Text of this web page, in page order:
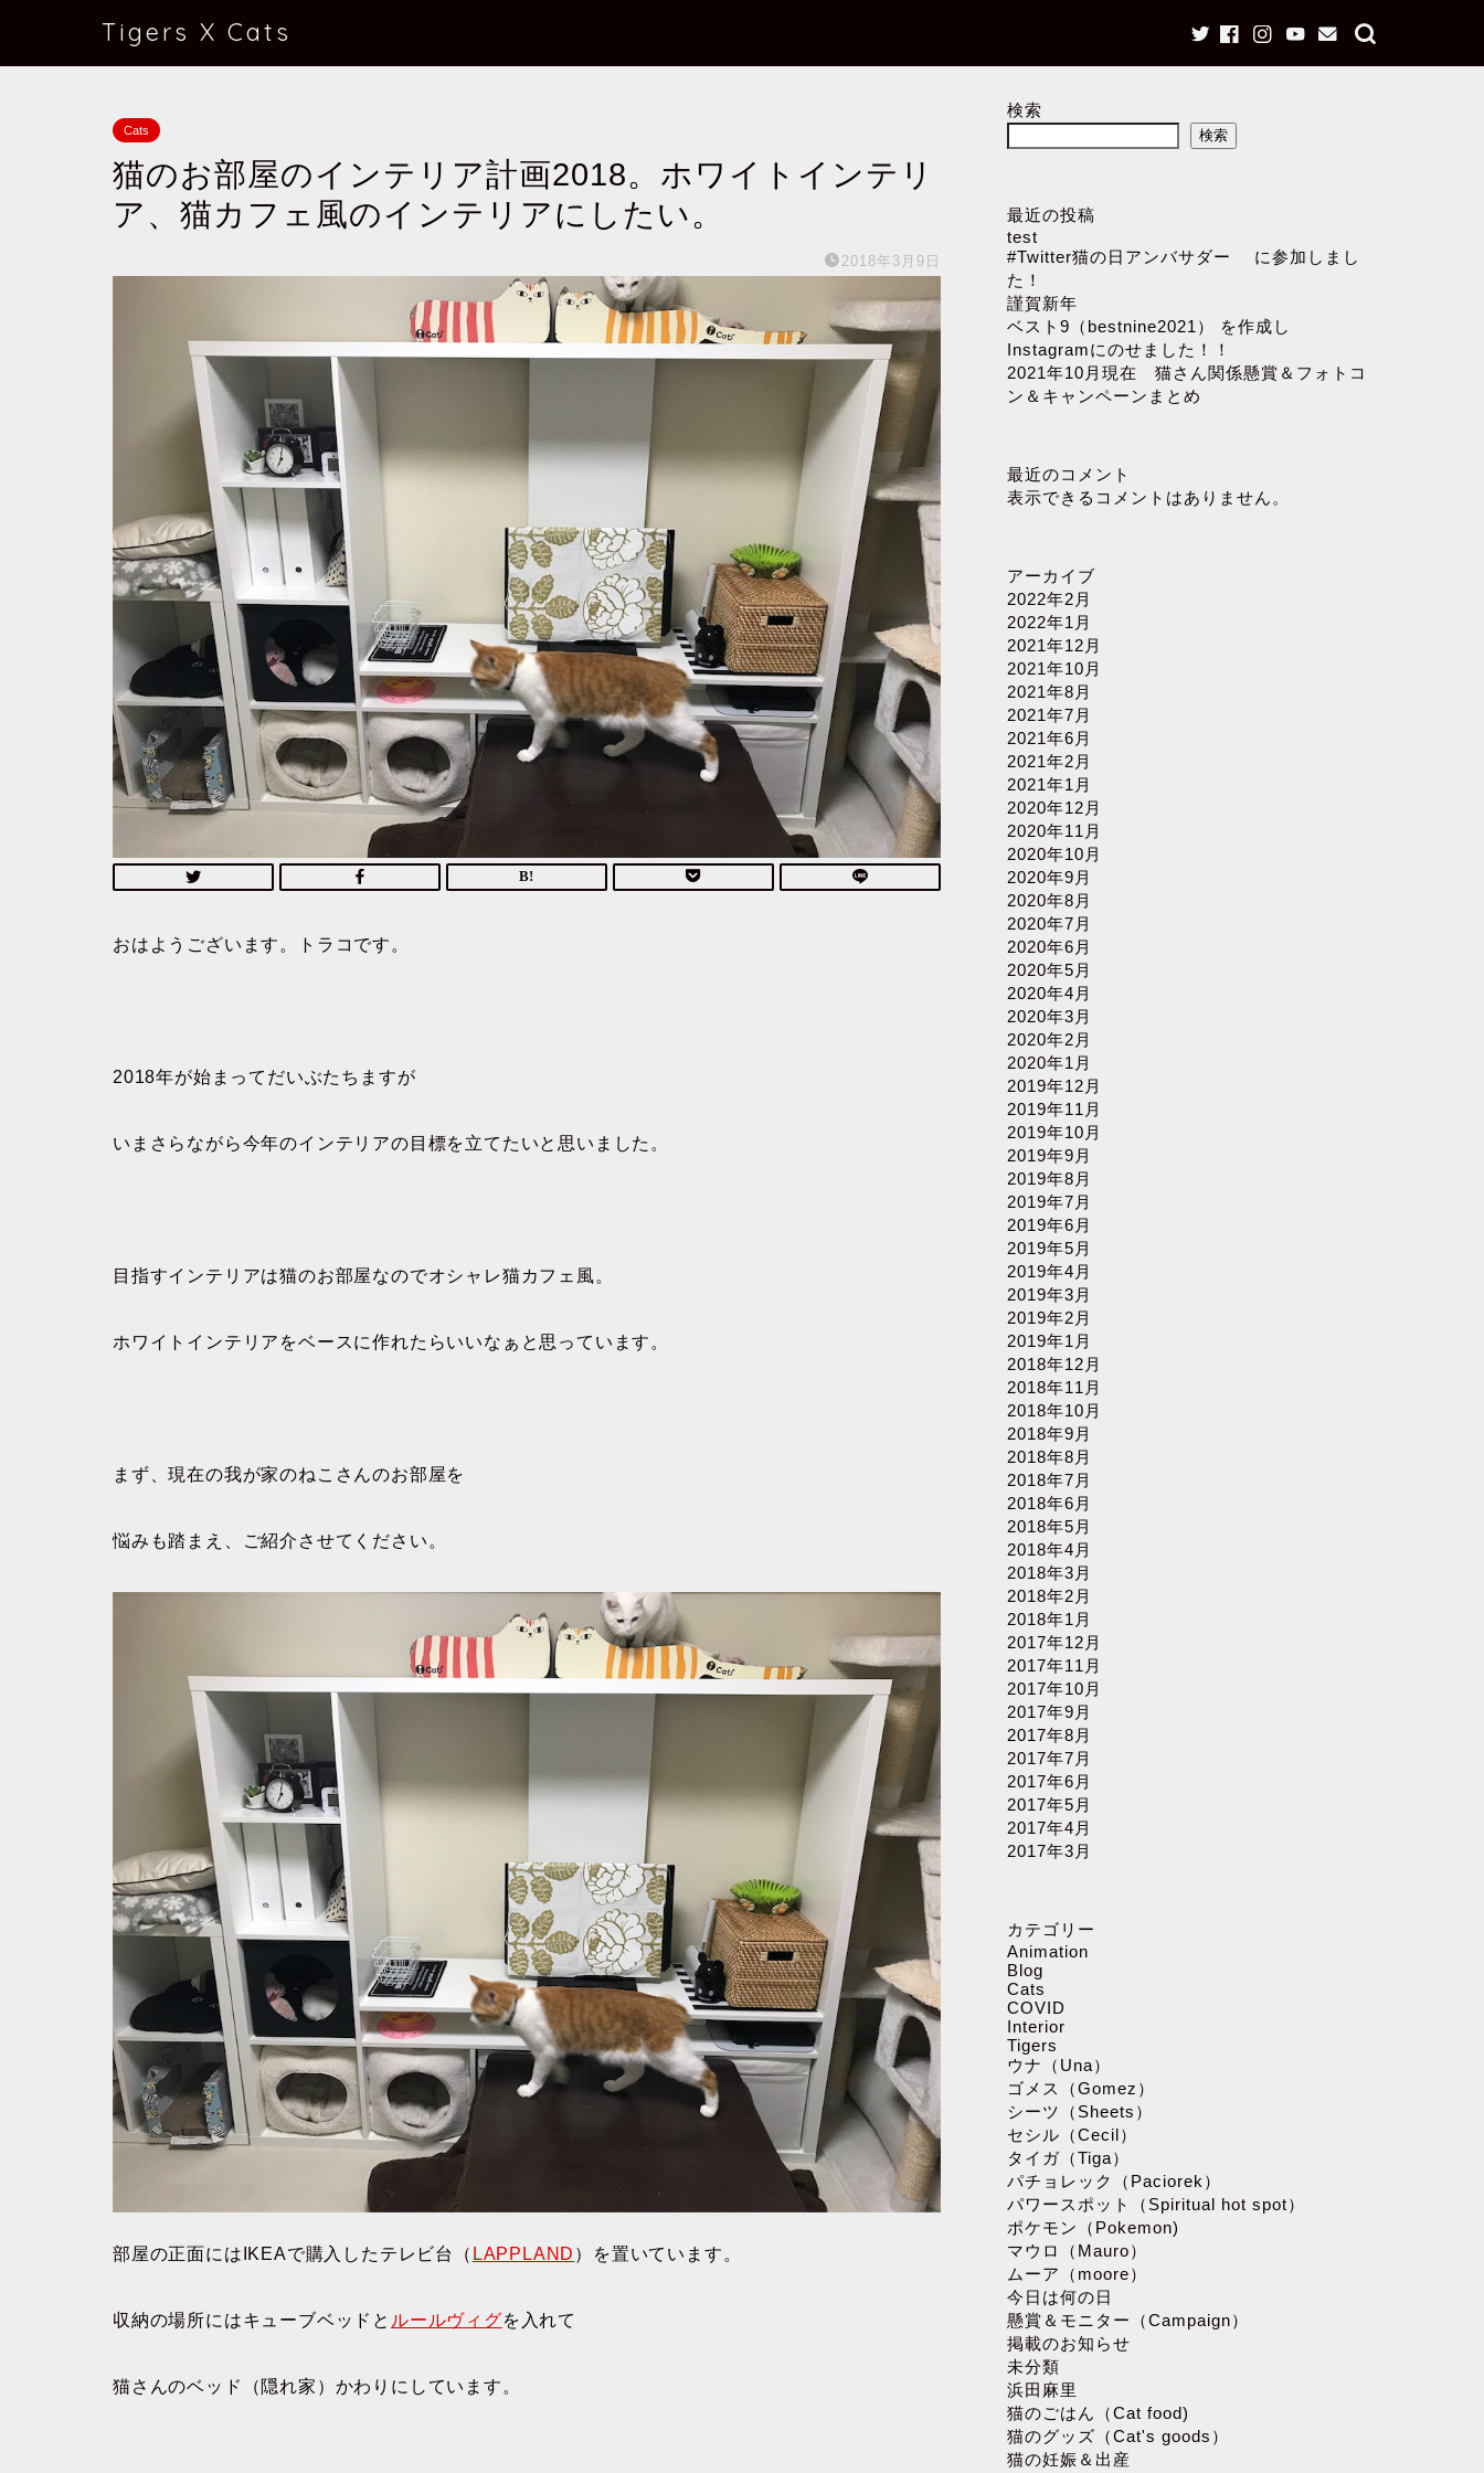
Tigers X Cats
Cats
猫のお部屋のインテリア計画2018。ホワイトインテリ
ア、猫カフェ風のインテリアにしたい。
2018年3月9日
おはようございます。トラコです。
2018年が始まってだいぶたちますが
いまさらながら今年のインテリアの目標を立てたいと思いました。
目指すインテリアは猫のお部屋なのでオシャレ猫カフェ風。
ホワイトインテリアをベースに作れたらいいなぁと思っています。
まず、現在の我が家のねこさんのお部屋を
悩みも踏まえ、ご紹介させてください。
部屋の正面にはIKEAで購入したテレビ台（ LAPPLAND ）を置いています。
収納の場所にはキューブベッドと ルールヴィグを入れて
猫さんのベッド（隠れ家）かわりにしています。
検索
検索
最近の投稿
test
#Twitter猫の日アンバサダー に参加しまし
た！
謹賀新年
ベスト9（bestnine2021） を作成し
Instagramにのせました！！
2021年10月現在 猫さん関係懸賞＆フォトコ
ン＆キャンペーンまとめ
最近のコメント
表示できるコメントはありません。
アーカイブ
2022年2月
2022年1月
2021年12月
2021年10月
2021年8月
2021年7月
2021年6月
2021年2月
2021年1月
2020年12月
2020年11月
2020年10月
2020年9月
2020年8月
2020年7月
2020年6月
2020年5月
2020年4月
2020年3月
2020年2月
2020年1月
2019年12月
2019年11月
2019年10月
2019年9月
2019年8月
2019年7月
2019年6月
2019年5月
2019年4月
2019年3月
2019年2月
2019年1月
2018年12月
2018年11月
2018年10月
2018年9月
2018年8月
2018年7月
2018年6月
2018年5月
2018年4月
2018年3月
2018年2月
2018年1月
2017年12月
2017年11月
2017年10月
2017年9月
2017年8月
2017年7月
2017年6月
2017年5月
2017年4月
2017年3月
カテゴリー
Animation
Blog
Cats
COVID
Interior
Tigers
ウナ（Una）
ゴメス（Gomez）
シーツ（Sheets）
セシル（Cecil）
タイガ（Tiga）
パチョレック（Paciorek）
パワースポット（Spiritual hot spot）
ポケモン（Pokemon)
マウロ（Mauro）
ムーア（moore）
今日は何の日
懸賞＆モニター（Campaign）
掲載のお知らせ
未分類
浜田麻里
猫のごはん（Cat food)
猫のグッズ（Cat's goods）
猫の妊娠＆出産